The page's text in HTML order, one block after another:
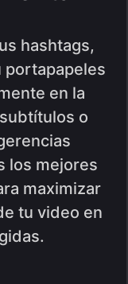
hashtags,
portapapeles
en la
o
los mejores
maximizar
tu video en